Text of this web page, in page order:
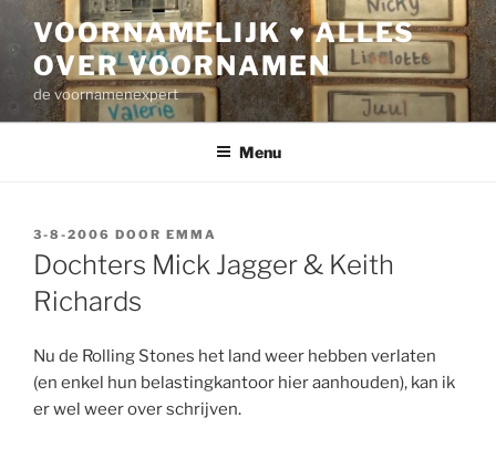
inhoud
VOORNAMELIJK ♥ ALLES
OVER VOORNAMEN
de voornamenexpert
Menu
GEPLAATST
OP
3-8-2006 DOOR EMMA
Dochters Mick Jagger & Keith
Richards
Nu de Rolling Stones het land weer hebben verlaten
(en enkel hun belastingkantoor hier aanhouden), kan ik
er wel weer over schrijven.